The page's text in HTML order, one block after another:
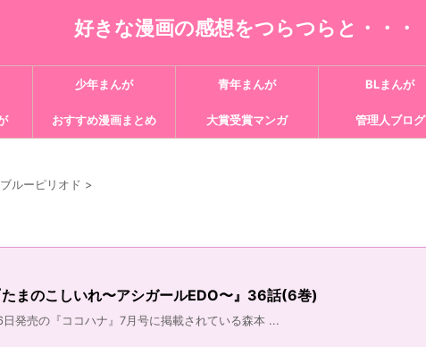
好きな漫画の感想をつらつらと・・・
少年まんが 青年まんが BLまんが
おすすめ漫画まとめ 大賞受賞マンガ 管理人ブログ
ブルーピリオド >
たまのこしいれ〜アシガールEDO〜』36話(6巻)
発売の『ココハナ』7月号に掲載されている森本 ...